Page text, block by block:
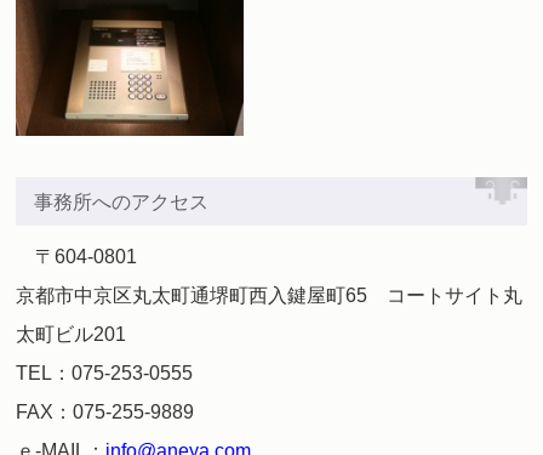
事務所へのアクセス
〒604-0801
京都市中京区丸太町通堺町西入鍵屋町65 コートサイト丸
太町ビル201
TEL：075-253-0555
FAX：075-255-9889
ｅ-MAIL： info@aneya.com